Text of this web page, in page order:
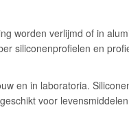
worden verlijmd of in
siliconenprofielen en
en in laboratoria.
voor